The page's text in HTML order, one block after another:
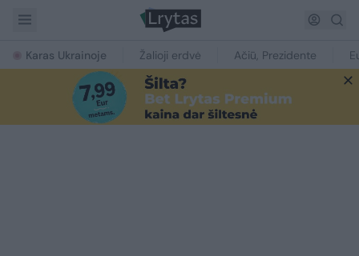
Karas Ukrainoje Žalioji erdvė Ačiū, Prezidente